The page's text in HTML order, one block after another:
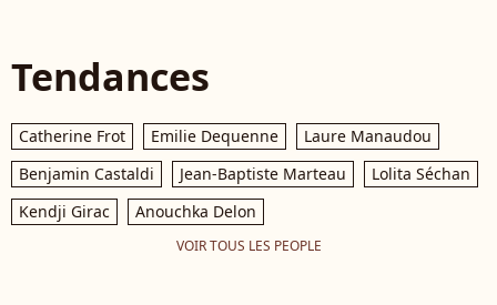
Tendances
Catherine Frot Emilie Dequenne
Laure Manaudou
Benjamin Castaldi
Jean-Baptiste Marteau
Lolita Séchan
Kendji Girac
Anouchka Delon
VOIR TOUS LES PEOPLE